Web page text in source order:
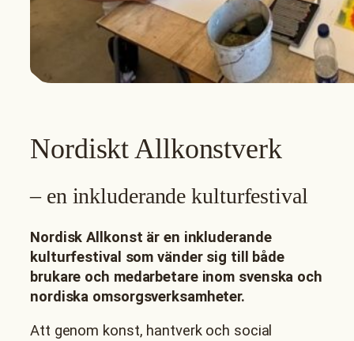
Nordiskt Allkonstverk
– en inkluderande kulturfestival
Nordisk Allkonst är en inkluderande
kulturfestival som vänder sig till både
brukare och medarbetare inom svenska och
nordiska omsorgsverksamheter.
Att genom konst, hantverk och social